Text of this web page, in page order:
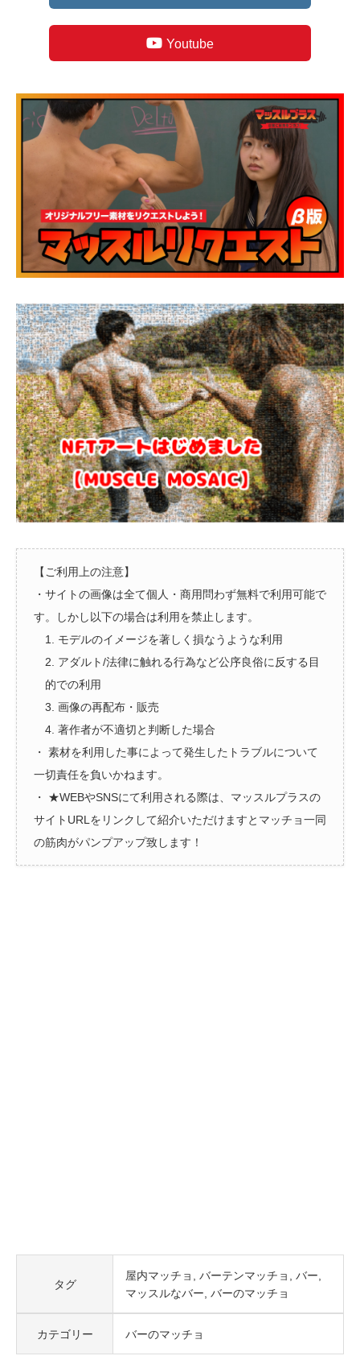
Youtube
【ご利用上の注意】
・サイトの画像は全て個人・商用問わず無料で利用可能で
す。しかし以下の場合は利用を禁止します。
1. モデルのイメージを著しく損なうような利用
2. アダルト/法律に触れる行為など公序良俗に反する目
的での利用
3. 画像の再配布・販売
4. 著作者が不適切と判断した場合
・ 素材を利用した事によって発生したトラブルについて
一切責任を負いかねます。
・ ★WEBやSNSにて利用される際は、マッスルプラスの
サイトURLをリンクして紹介いただけますとマッチョ一同
の筋肉がパンプアップ致します！
タグ
屋内マッチョ バーテンマッチョ
バー
マッスルなバー バーのマッチョ
カテゴリー バーのマッチョ